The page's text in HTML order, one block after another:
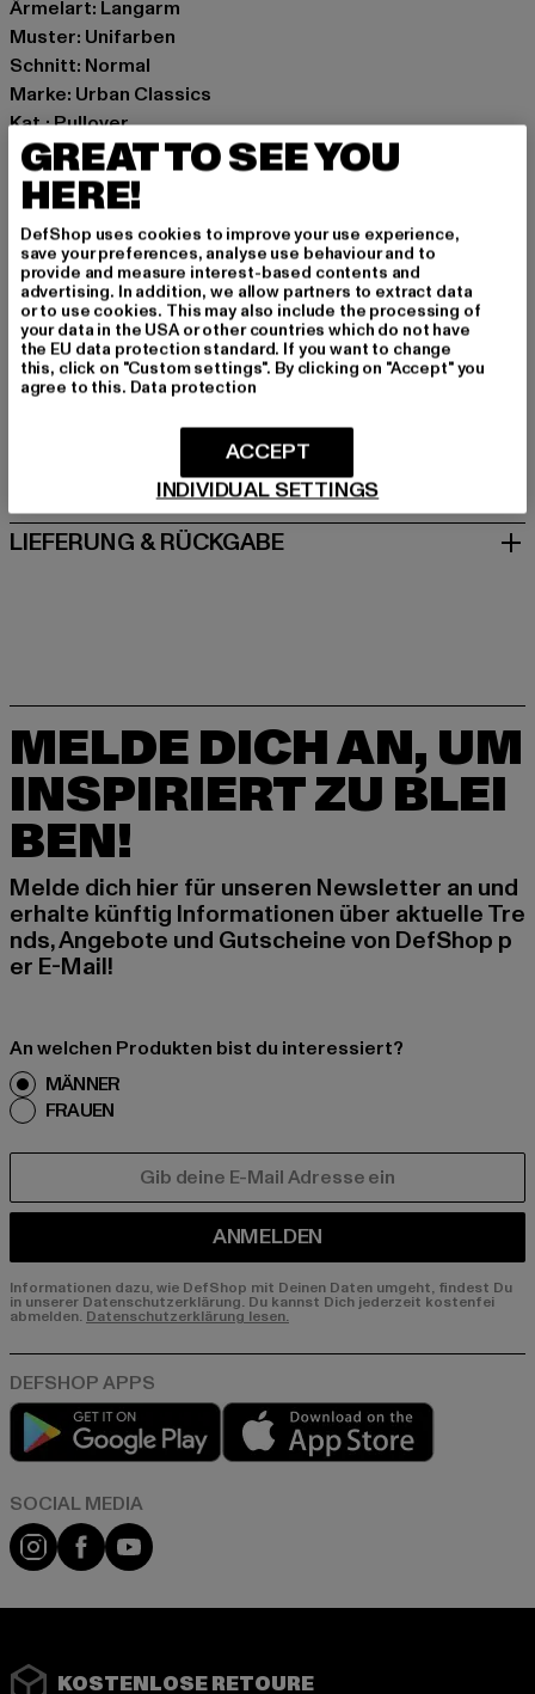
Ärmelart: Langarm
Muster: Unifarben
Schnitt: Normal
Marke: Urban Classics
Kat.: Pullover
Farbe: schwarz
Hersteller Farbe: black
Materialzusammensetzung: 100% Baumwolle
Art.Nr: TB6763-00007
Hersteller: TB International GmbH |info@tbint.de
Dr.-Robert-Murjahn-Straße 7 | 64372 Ober-Ramstadt |
DE
GRÖSSE & PASSFORM
PFLEGEHINWEISE
LIEFERUNG & RÜCKGABE
MELDE DICH AN, UM
INSPIRIERT ZU BLEI
BEN!
Melde dich hier für unseren Newsletter an und
erhalte künftig Informationen über aktuelle Tre
nds, Angebote und Gutscheine von DefShop p
er E-Mail!
An welchen Produkten bist du interessiert?
MÄNNER
FRAUEN
ANMELDEN
Informationen dazu, wie DefShop mit Deinen Daten umgeht, findest Du
in unserer Datenschutzerklärung. Du kannst Dich jederzeit kostenfei
abmelden. Datenschutzerklärung lesen.
Play market
Instagram
FacebookYouTube
KOSTENLOSE RETOURE
GREAT TO SEE YOU
HERE!
DefShop uses cookies to improve your use experience,
save your preferences, analyse use behaviour and to
provide and measure interest-based contents and
advertising. In addition, we allow partners to extract data
or to use cookies. This may also include the processing of
your data in the USA or other countries which do not have
the EU data protection standard. If you want to change
this, click on "Custom settings". By clicking on "Accept" you
agree to this. Data protection
INDIVIDUAL SETTINGS
ACCEPT